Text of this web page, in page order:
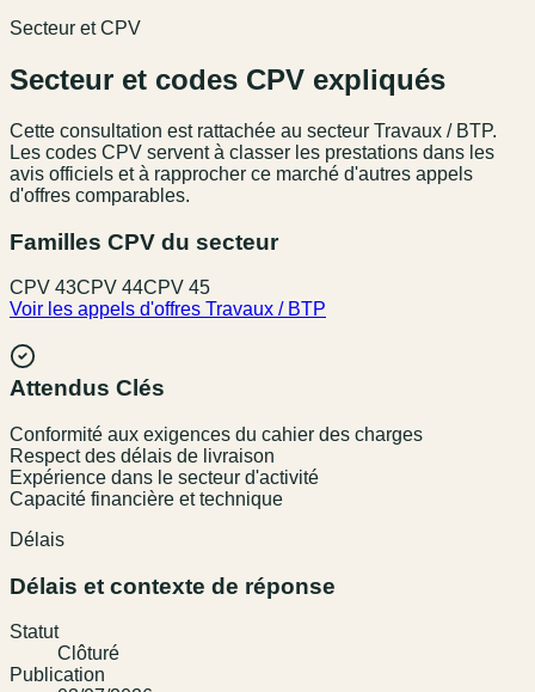
Secteur et CPV
Secteur et codes CPV expliqués
Cette consultation est rattachée au secteur Travaux / BTP.
Les codes CPV servent à classer les prestations dans les
avis officiels et à rapprocher ce marché d'autres appels
d'offres comparables.
Familles CPV du secteur
CPV 43CPV 44CPV 45
Voir les appels d'offres Travaux / BTP
Attendus Clés
Conformité aux exigences du cahier des charges
Respect des délais de livraison
Expérience dans le secteur d'activité
Capacité financière et technique
Délais
Délais et contexte de réponse
Statut
Clôturé
Publication